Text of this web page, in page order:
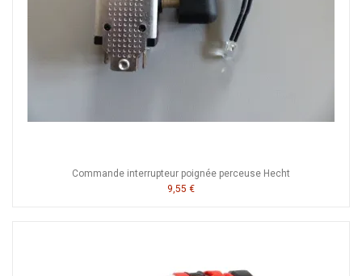
Commande interrupteur poignée perceuse Hecht
9,55 €